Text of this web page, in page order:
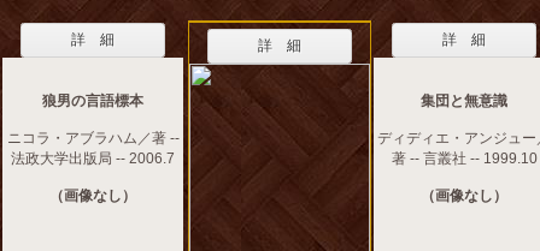
詳 細
狼男の言語標本
ニコラ・アブラハム／著 --
法政大学出版局 -- 2006.7
（画像なし）
詳 細 詳 細
集団と無意識
ディディエ・アンジュー
著 -- 言叢社 -- 1999.10
（画像なし）